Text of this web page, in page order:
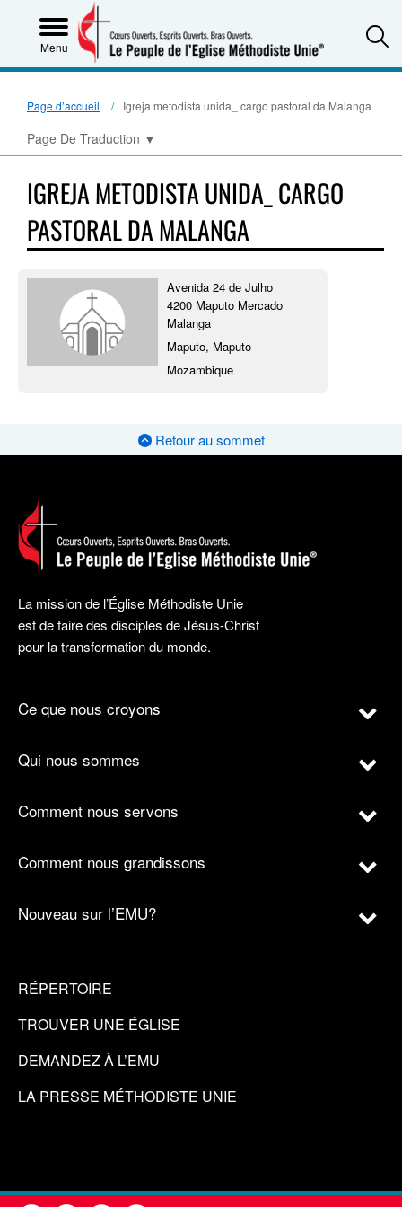
Menu
Page d’accueil Igreja metodista unida_ cargo pastoral da Malanga
Page De Traduction ▼
IGREJA METODISTA UNIDA_ CARGO
PASTORAL DA MALANGA
Avenida 24 de Julho
4200 Maputo Mercado
Malanga
Maputo, Maputo
Mozambique
Retour au sommet
La mission de l’Église Méthodiste Unie
est de faire des disciples de Jésus-Christ
pour la transformation du monde.
Ce que nous croyons
Qui nous sommes
Comment nous servons
Comment nous grandissons
Nouveau sur l’EMU?
RÉPERTOIRE
TROUVER UNE ÉGLISE
DEMANDEZ À L’EMU
LA PRESSE MÉTHODISTE UNIE